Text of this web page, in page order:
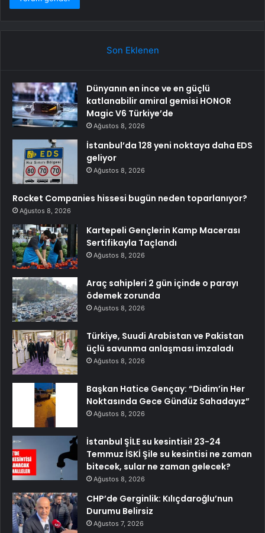
Son Eklenen
Dünyanın en ince ve en güçlü
katlanabilir amiral gemisi HONOR
Magic V6 Türkiye’de
Ağustos 8, 2026
İstanbul’da 128 yeni noktaya daha EDS
geliyor
Ağustos 8, 2026
Rocket Companies hissesi bugün neden toparlanıyor?
Ağustos 8, 2026
Kartepeli Gençlerin Kamp Macerası
Sertifikayla Taçlandı
Ağustos 8, 2026
Araç sahipleri 2 gün içinde o parayı
ödemek zorunda
Ağustos 8, 2026
Türkiye, Suudi Arabistan ve Pakistan
üçlü savunma anlaşması imzaladı
Ağustos 8, 2026
Başkan Hatice Gençay: “Didim’in Her
Noktasında Gece Gündüz Sahadayız”
Ağustos 8, 2026
İstanbul ŞİLE su kesintisi! 23-24
Temmuz İSKİ Şile su kesintisi ne zaman
bitecek, sular ne zaman gelecek?
Ağustos 8, 2026
CHP’de Gerginlik: Kılıçdaroğlu’nun
Durumu Belirsiz
Ağustos 7, 2026